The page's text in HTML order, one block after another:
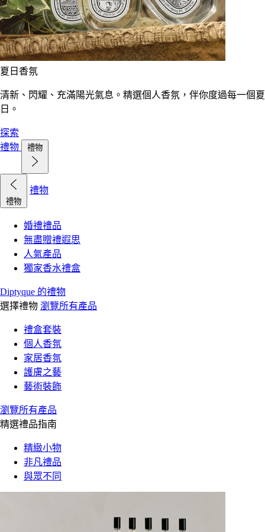
夏日香氛
清新、閃耀、充滿陽光氣息。精選個人香氛，伴你度過每一個夏
日。
探索
禮物
禮物
禮物
禮物
婚禮禮品
無盡贈禮遐思
人氣產品
獨家香水禮盒
Diptyque 的禮物
選擇禮物 瀏覽所有產品
禮盒套裝
個人香氛
家居香氛
護膚之藝
藝術裝飾
瀏覽所有產品
精選禮品指南
精緻小物
非凡禮品
與眾不同